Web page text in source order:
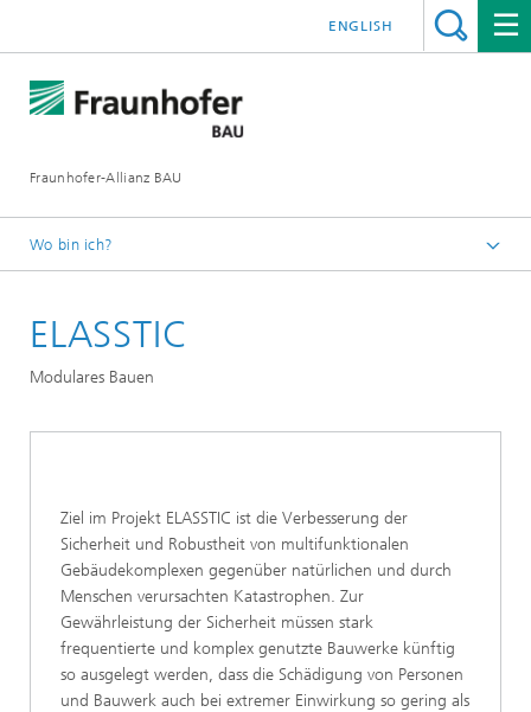
Fraunhofer-Allianz BAU
ENGLISH
Wo bin ich?
Forschungsbereiche
ELASSTIC
Modulares Bauen
Ziel im Projekt ELASSTIC ist die Verbesserung der
Sicherheit und Robustheit von multifunktionalen
Gebäudekomplexen gegenüber natürlichen und durch
Menschen verursachten Katastrophen. Zur
Gewährleistung der Sicherheit müssen stark
frequentierte und komplex genutzte Bauwerke künftig
so ausgelegt werden, dass die Schädigung von Personen
und Bauwerk auch bei extremer Einwirkung so gering als